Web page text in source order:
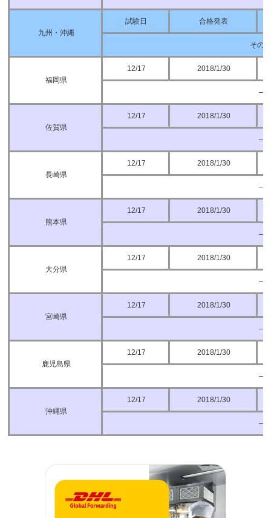
九州・沖縄
試験日 合格発表
その
福岡県
12/17 2018/1/30
–
佐賀県
12/17 2018/1/30
–
長崎県
12/17 2018/1/30
–
熊本県
12/17 2018/1/30
–
大分県
12/17 2018/1/30
–
宮崎県
12/17 2018/1/30
–
鹿児島県
12/17 2018/1/30
–
沖縄県
12/17 2018/1/30
–